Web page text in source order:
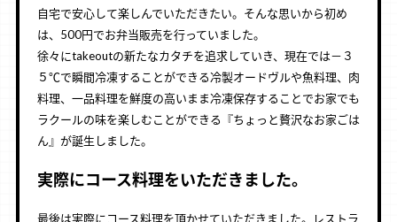
自宅で安心して楽しんでいただきたい。そんな思いから初め
は、500円でお弁当販売を行っていました。
徐々にtakeoutの新たなカタチを追求していき、現在では－３
５℃で瞬間冷凍することができる冷製オードヴルや魚料理、肉
料理、一品料理を鮮度の高いまま冷凍保存することでお家でも
ラクールの味を楽しむことができる『ちょっと贅沢なお家ごは
ん』が誕生しました。
実際にコース料理をいただきました。
最後は実際にコース料理を頂かせていただきました。レストラ